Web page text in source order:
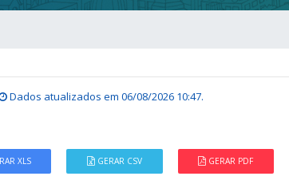
Dados atualizados em 06/08/2026 10:47.
XLS GERAR CSV GERAR PDF